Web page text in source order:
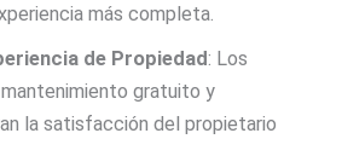
más completa.
de Propiedad: Los
gratuito y
la satisfacción del propietario